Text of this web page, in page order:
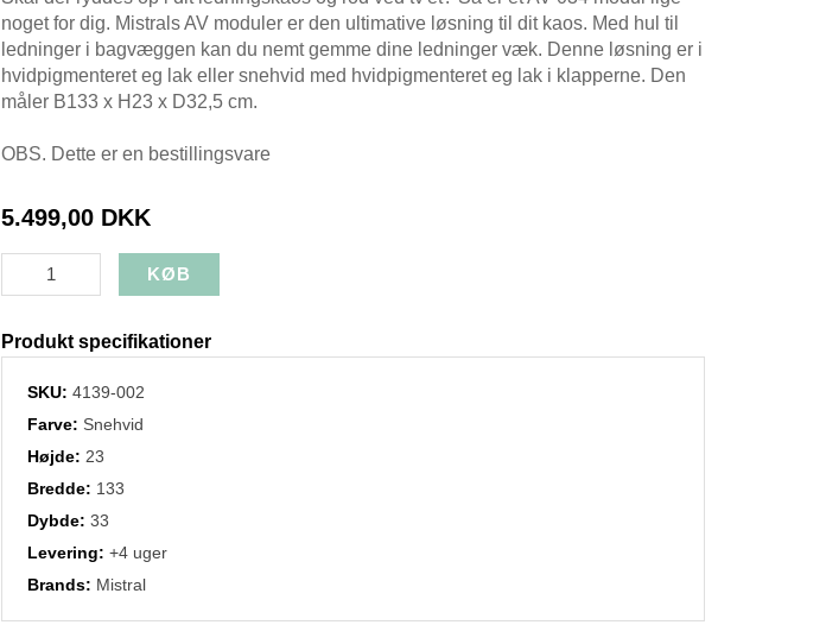
noget for dig. Mistrals AV moduler er den ultimative løsning til dit kaos. Med hul til
ledninger i bagvæggen kan du nemt gemme dine ledninger væk. Denne løsning er i
hvidpigmenteret eg lak eller snehvid med hvidpigmenteret eg lak i klapperne. Den
måler B133 x H23 x D32,5 cm.
OBS. Dette er en bestillingsvare
5.499,00 DKK
Produkt specifikationer
SKU:4139-002
Farve: Snehvid
Højde: 23
Bredde: 133
Dybde:33
Levering:+4 uger
Brands: Mistral